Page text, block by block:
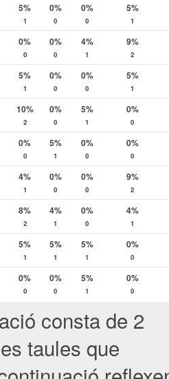
5%
1
0%
0
0%
0
5%
1
0%
0
0%
0
4%
1
9%
2
5%
1
0%
0
0%
0
5%
1
10%
2
0%
0
5%
1
0%
0
0%
0
5%
1
0%
0
0%
0
4%
1
0%
0
0%
0
9%
2
8%
2
4%
1
0%
0
4%
1
5%
1
5%
1
5%
1
0%
0
0%
0
0%
0
5%
1
0%
0
consta de 2
taules que